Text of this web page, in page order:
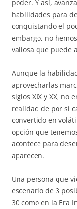
poder. Y así,
habilidades para
conquistando el
embargo, no
valiosa que puede
Aunque la
aprovecharlas
siglos XIX y XX, no
realidad de por sí
convertido en
opción que
acontece para
aparecen.
Una persona que
escenario de 3
30 como en la Era